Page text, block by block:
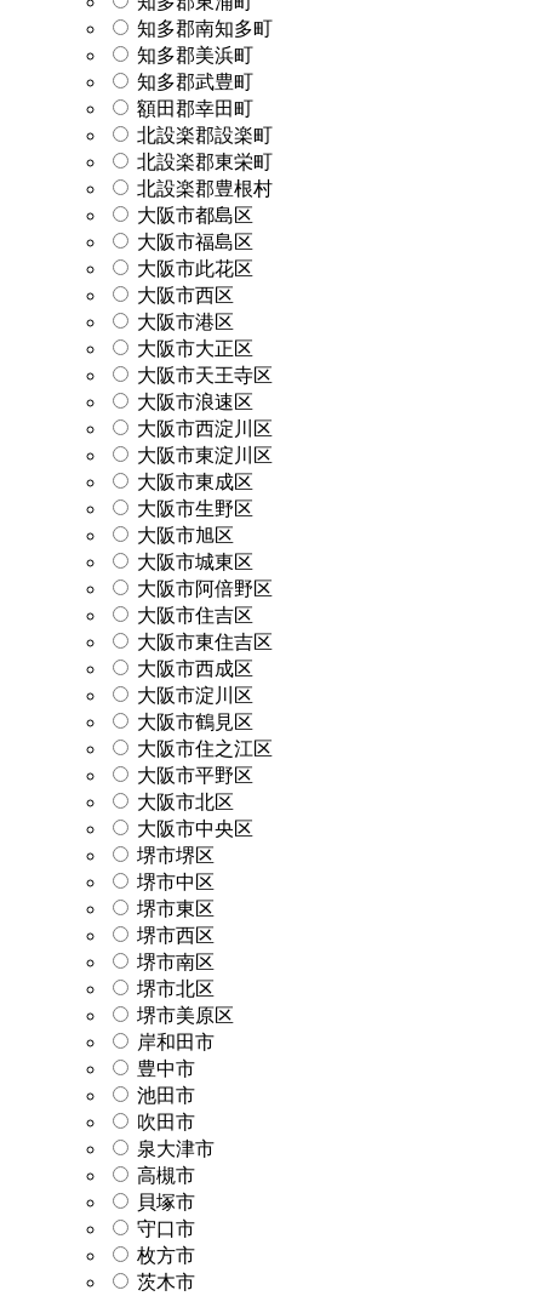
知多郡南知多町
知多郡美浜町
知多郡武豊町
額田郡幸田町
北設楽郡設楽町
北設楽郡東栄町
北設楽郡豊根村
大阪市都島区
大阪市福島区
大阪市此花区
大阪市西区
大阪市港区
大阪市大正区
大阪市天王寺区
大阪市浪速区
大阪市西淀川区
大阪市東淀川区
大阪市東成区
大阪市生野区
大阪市旭区
大阪市城東区
大阪市阿倍野区
大阪市住吉区
大阪市東住吉区
大阪市西成区
大阪市淀川区
大阪市鶴見区
大阪市住之江区
大阪市平野区
大阪市北区
大阪市中央区
堺市堺区
堺市中区
堺市東区
堺市西区
堺市南区
堺市北区
堺市美原区
岸和田市
豊中市
池田市
吹田市
泉大津市
高槻市
貝塚市
守口市
枚方市
茨木市